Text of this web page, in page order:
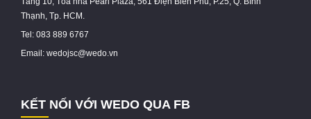
Thạnh, Tp. HCM.
Tel: 083 889 6767
Email: wedojsc@wedo.vn
KẾT NỐI VỚI WEDO QUA FB